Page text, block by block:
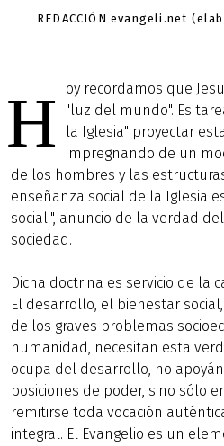
REDACCIÓN evangeli.net
H
oy recordamos que
"luz del mundo". Es
la Iglesia" proyectar
impregnando de un
de los hombres y las
enseñanza social de la Iglesia
sociali", anuncio de la verdad
sociedad.
Dicha doctrina es servicio de la
El desarrollo, el bienestar
de los graves problemas
humanidad, necesitan esta
ocupa del desarrollo, no
posiciones de poder, sino sólo
remitirse toda vocación
integral. El Evangelio es un